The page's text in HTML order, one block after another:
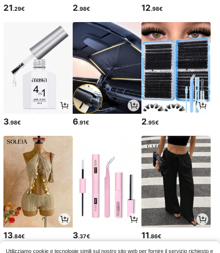
21.29€ 2.98€ 12.98€
3.98€ 6.91€ 2.95€
13.84€ 3.37€ 11.86€
Utilizziamo cookie e tecnologie simili sul nostro sito web per fornire il servizio richiesto e